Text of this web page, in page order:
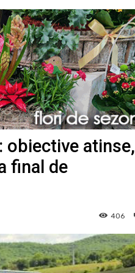
obiective atinse,
final de
406